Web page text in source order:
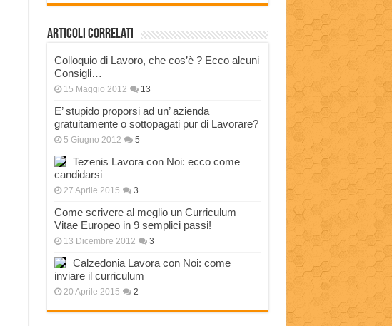
Articoli correlati
Colloquio di Lavoro, che cos’è ? Ecco alcuni
Consigli…
15 Maggio 2012 13
E’ stupido proporsi ad un’ azienda
gratuitamente o sottopagati pur di Lavorare?
5 Giugno 2012 5
Tezenis Lavora con Noi: ecco come
candidarsi
27 Aprile 2015 3
Come scrivere al meglio un Curriculum
Vitae Europeo in 9 semplici passi!
13 Dicembre 2012 3
Calzedonia Lavora con Noi: come
inviare il curriculum
20 Aprile 2015 2